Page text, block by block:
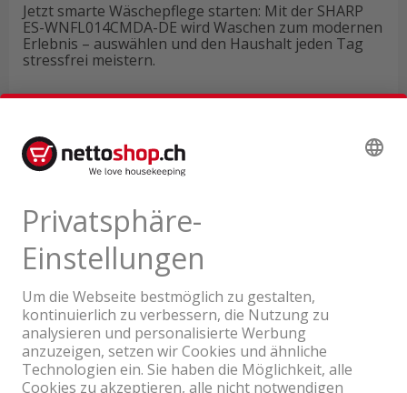
Jetzt smarte Wäschepflege starten: Mit der SHARP
ES-WNFL014CMDA-DE wird Waschen zum modernen
Erlebnis – auswählen und den Haushalt jeden Tag
stressfrei meistern.
Produktbewertungen
Ein Unternehmen der Coop Gruppe